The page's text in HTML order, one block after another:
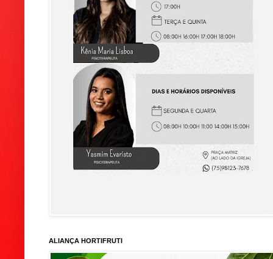
ALIANÇA HORTIFRUTI